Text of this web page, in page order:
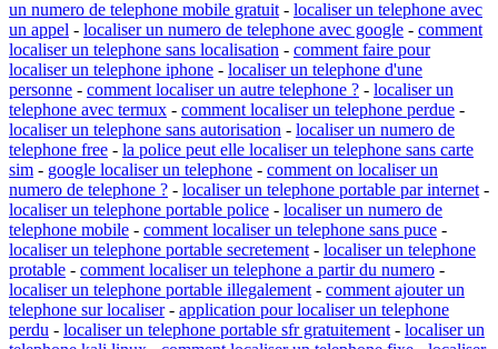
un numero de telephone mobile gratuit - localiser un telephone avec
un appel - localiser un numero de telephone avec google - comment
localiser un telephone sans localisation - comment faire pour
localiser un telephone iphone - localiser un telephone d'une
personne - comment localiser un autre telephone ? - localiser un
telephone avec termux - comment localiser un telephone perdue -
localiser un telephone sans autorisation - localiser un numero de
telephone free - la police peut elle localiser un telephone sans carte
sim - google localiser un telephone - comment on localiser un
numero de telephone ? - localiser un telephone portable par internet -
localiser un telephone portable police - localiser un numero de
telephone mobile - comment localiser un telephone sans puce -
localiser un telephone portable secretement - localiser un telephone
protable - comment localiser un telephone a partir du numero -
localiser un telephone portable illegalement - comment ajouter un
telephone sur localiser- application pour localiser un telephone
perdu - localiser un telephone portable sfr gratuitement - localiser un